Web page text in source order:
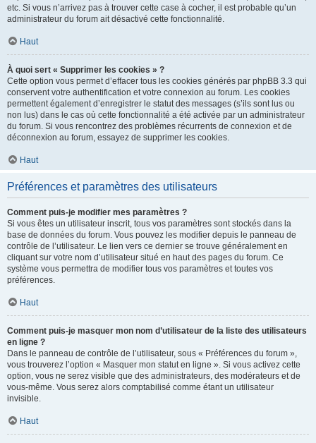
etc. Si vous n’arrivez pas à trouver cette case à cocher, il est probable qu’un
administrateur du forum ait désactivé cette fonctionnalité.
Haut
À quoi sert « Supprimer les cookies » ?
Cette option vous permet d’effacer tous les cookies générés par phpBB 3.3 qui
conservent votre authentification et votre connexion au forum. Les cookies
permettent également d’enregistrer le statut des messages (s’ils sont lus ou
non lus) dans le cas où cette fonctionnalité a été activée par un administrateur
du forum. Si vous rencontrez des problèmes récurrents de connexion et de
déconnexion au forum, essayez de supprimer les cookies.
Haut
Préférences et paramètres des utilisateurs
Comment puis-je modifier mes paramètres ?
Si vous êtes un utilisateur inscrit, tous vos paramètres sont stockés dans la
base de données du forum. Vous pouvez les modifier depuis le panneau de
contrôle de l’utilisateur. Le lien vers ce dernier se trouve généralement en
cliquant sur votre nom d’utilisateur situé en haut des pages du forum. Ce
système vous permettra de modifier tous vos paramètres et toutes vos
préférences.
Haut
Comment puis-je masquer mon nom d’utilisateur de la liste des utilisateurs
en ligne ?
Dans le panneau de contrôle de l’utilisateur, sous « Préférences du forum »,
vous trouverez l’option « Masquer mon statut en ligne ». Si vous activez cette
option, vous ne serez visible que des administrateurs, des modérateurs et de
vous-même. Vous serez alors comptabilisé comme étant un utilisateur
invisible.
Haut